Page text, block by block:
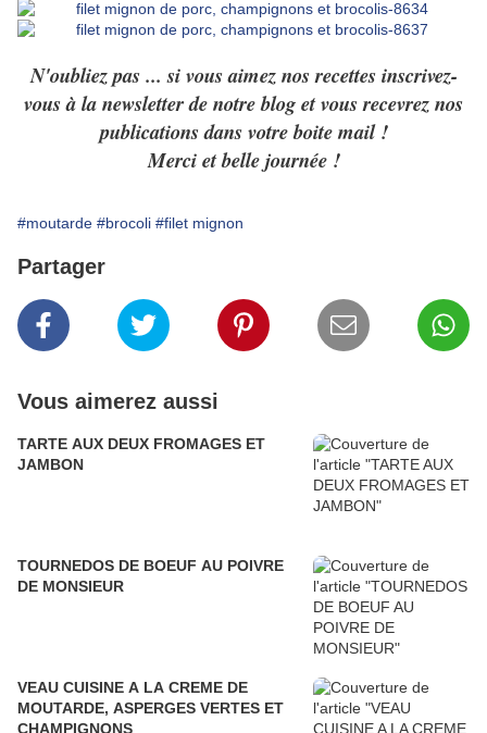
N'oubliez pas ... si vous aimez nos recettes inscrivez-
vous à la newsletter de notre blog et vous recevrez nos
publications dans votre boite mail !
Merci et belle journée !
#moutarde #brocoli #filet mignon
Partager
Vous aimerez aussi
TARTE AUX DEUX FROMAGES ET
JAMBON
TOURNEDOS DE BOEUF AU POIVRE
DE MONSIEUR
VEAU CUISINE A LA CREME DE
MOUTARDE, ASPERGES VERTES ET
CHAMPIGNONS